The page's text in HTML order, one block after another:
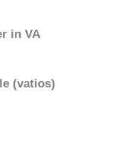
in VA
(vatios)